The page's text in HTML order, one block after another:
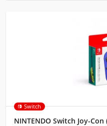
Switch
NINTENDO Switch Joy-